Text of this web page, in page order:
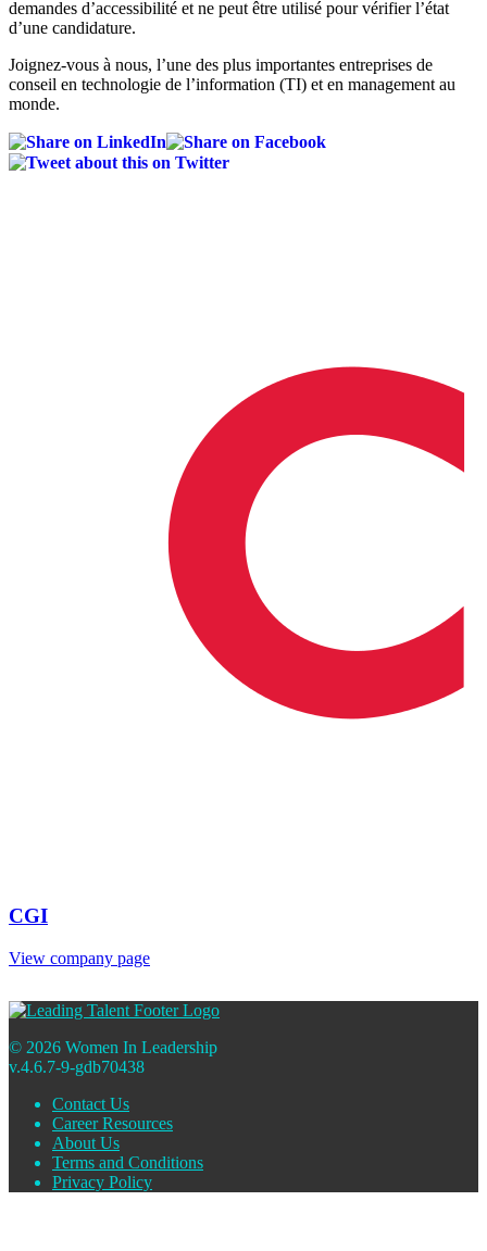
demandes d’accessibilité et ne peut être utilisé pour vérifier l’état
d’une candidature.
Joignez-vous à nous, l’une des plus importantes entreprises de
conseil en technologie de l’information (TI) et en management au
monde.
CGI
View company page
© 2026 Women In Leadership
v.4.6.7-9-gdb70438
Contact Us
Career Resources
About Us
Terms and Conditions
Privacy Policy